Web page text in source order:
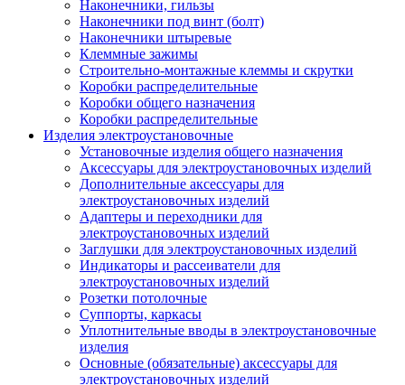
Наконечники, гильзы
Наконечники под винт (болт)
Наконечники штыревые
Клеммные зажимы
Строительно-монтажные клеммы и скрутки
Коробки распределительные
Коробки общего назначения
Коробки распределительные
Изделия электроустановочные
Установочные изделия общего назначения
Аксессуары для электроустановочных изделий
Дополнительные аксессуары для
электроустановочных изделий
Адаптеры и переходники для
электроустановочных изделий
Заглушки для электроустановочных изделий
Индикаторы и рассеиватели для
электроустановочных изделий
Розетки потолочные
Суппорты, каркасы
Уплотнительные вводы в электроустановочные
изделия
Основные (обязательные) аксессуары для
электроустановочных изделий